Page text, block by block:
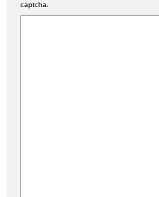
captcha.